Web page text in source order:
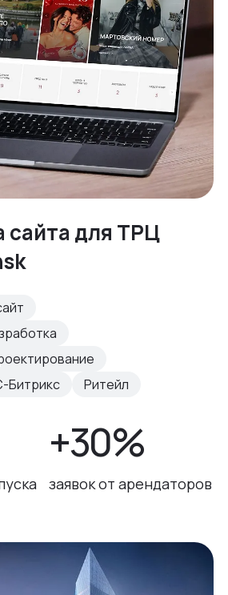
сайта для ТРЦ
Битрикс
Ритейл
+30%
заявок от арендаторов